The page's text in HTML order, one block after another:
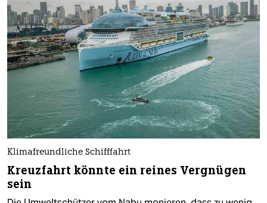
Klimafreundliche Schifffahrt
Kreuzfahrt könnte ein reines Vergnügen
sein